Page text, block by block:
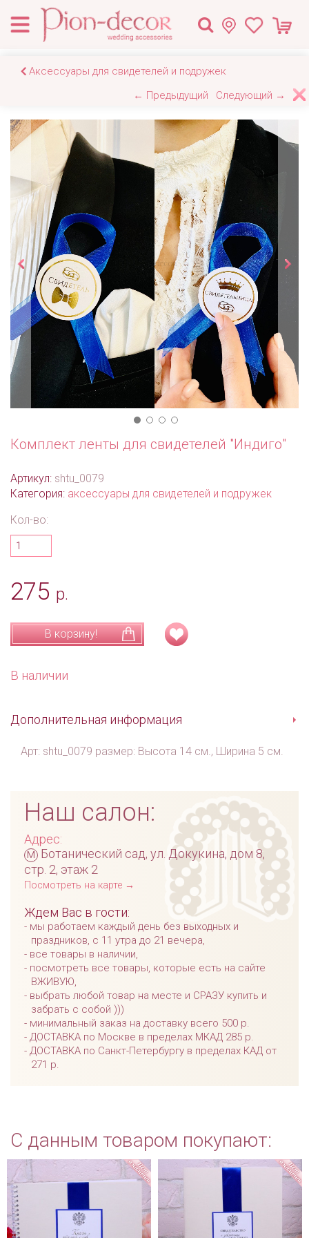
Аксессуары для свидетелей и подружек
← Предыдущий
Следующий →
Комплект ленты для свидетелей "Индиго"
Артикул: shtu_0079
Категория: аксессуары для свидетелей и подружек
Кол-во:
275 р.
В корзину!
В наличии
Дополнительная информация
Арт: shtu_0079 размер: Высота 14 см., Ширина 5 см.
Наш салон:
Адрес:
м Ботанический сад, ул. Докукина, дом 8,
стр. 2, этаж 2
Посмотреть на карте →
Ждем Вас в гости:
мы работаем каждый день без выходных и
праздников, с 11 утра до 21 вечера,
все товары в наличии,
посмотреть все товары, которые есть на сайте
ВЖИВУЮ,
выбрать любой товар на месте и СРАЗУ купить и
забрать с собой )))
минимальный заказ на доставку всего 500 р.
ДОСТАВКА по Москве в пределах МКАД 285 р.
ДОСТАВКА по Санкт-Петербургу в пределах КАД от
271 р.
С данным товаром покупают: